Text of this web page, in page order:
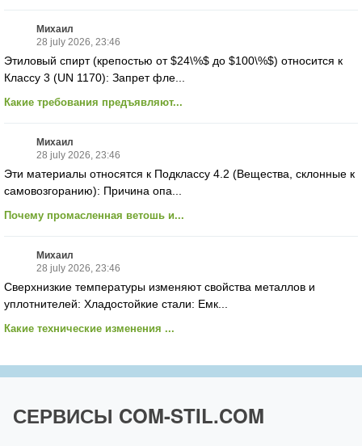
Михаил
28 july 2026, 23:46
Этиловый спирт (крепостью от $24\%$ до $100\%$) относится к
Классу 3 (UN 1170): Запрет фле...
Какие требования предъявляют...
Михаил
28 july 2026, 23:46
Эти материалы относятся к Подклассу 4.2 (Вещества, склонные к
самовозгоранию): Причина опа...
Почему промасленная ветошь и...
Михаил
28 july 2026, 23:46
Сверхнизкие температуры изменяют свойства металлов и
уплотнителей: Хладостойкие стали: Емк...
Какие технические изменения ...
СЕРВИСЫ COM-STIL.COM